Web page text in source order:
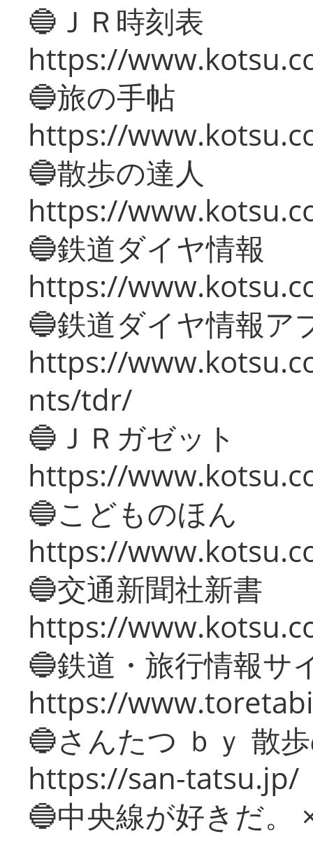
🔵ＪＲ時刻表
https://
🔵旅の手帖
https://
🔵散歩の達人
https://
🔵鉄道ダイヤ情報
https://
🔵鉄道ダイヤ情報ア
https://
nts/tdr/
🔵ＪＲガゼット
https://
🔵こどものほん
https://
🔵交通新聞社新書
https://
🔵鉄道・旅行情報サ
https://
🔵さんたつ ｂｙ 散
https://san-tatsu.jp/
🔵中央線が好きだ。